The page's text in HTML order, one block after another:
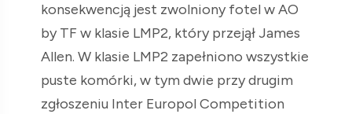
konsekwencją jest zwolniony fotel w AO
by TF w klasie LMP2, który przejął James
Allen. W klasie LMP2 zapełniono wszystkie
puste komórki, w tym dwie przy drugim
zgłoszeniu Inter Europol Competition